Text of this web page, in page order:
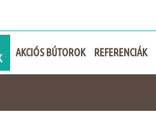
AKCIÓS BÚTOROK REFERENCIÁK